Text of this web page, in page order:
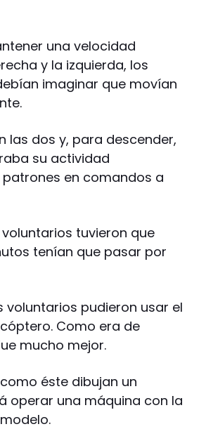
una velocidad
y la izquierda, los
imaginar que movían
las dos y, para descender,
su actividad
en comandos a
tuvieron que
tenían que pasar por
voluntarios pudieron usar el
Como era de
mucho mejor.
éste dibujan un
operar una máquina con la